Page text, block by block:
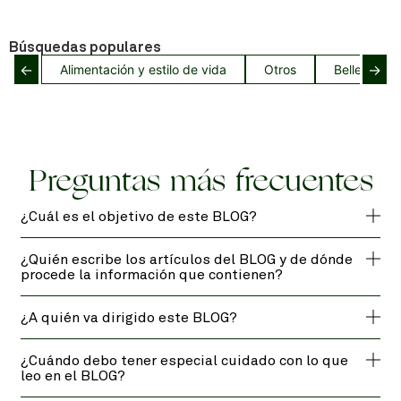
Búsquedas populares
← Alimentación y estilo de vida Otros Belleza
→
Preguntas más frecuentes
¿Cuál es el objetivo de este BLOG?
¿Quién escribe los artículos del BLOG y de dónde
procede la información que contienen?
¿A quién va dirigido este BLOG?
¿Cuándo debo tener especial cuidado con lo que
leo en el BLOG?